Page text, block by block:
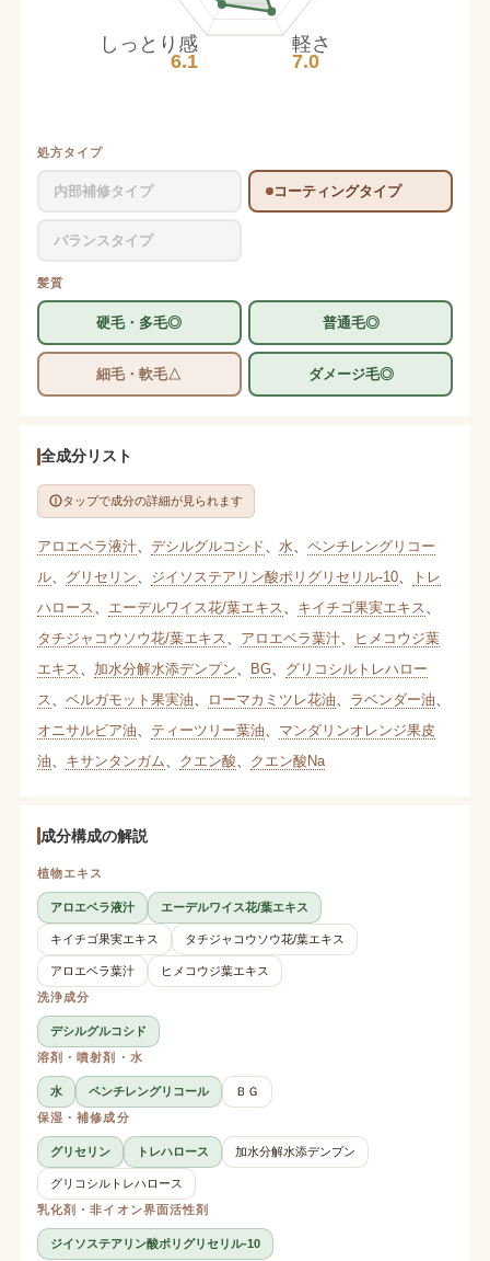
軽さ
7.0
しっとり感
6.1
処方タイプ
内部補修タイプ コーティングタイプ
バランスタイプ
髪質
硬毛・多毛◎ 普通毛◎
細毛・軟毛△ ダメージ毛◎
全成分リスト
タップで成分の詳細が見られます
アロエベラ液汁、 デシルグルコシド 水
ペンチレングリコー
ル、 グリセリン ジイソステアリン酸ポリグリセリル-10、
トレ
ハロース
エーデルワイス花/葉エキス キイチゴ果実エキス
タチジャコウソウ花/葉エキス
アロエベラ葉汁、
ヒメコウジ葉
エキス
加水分解水添デンプン BG、 グリコシルトレハロー
ス
ベルガモット果実油 ローマカミツレ花油 ラベンダー油
オニサルビア油
ティーツリー葉油
マンダリンオレンジ果皮
油
キサンタンガム クエン酸 クエン酸Na
成分構成の解説
植物エキス
アロエベラ液汁 エーデルワイス花/葉エキス
キイチゴ果実エキス タチジャコウソウ花/葉エキス
アロエベラ葉汁
ヒメコウジ葉エキス
洗浄成分
デシルグルコシド
溶剤・噴射剤・水
水 ペンチレングリコール
ＢＧ
保湿・補修成分
グリセリン トレハロース 加水分解水添デンプン
グリコシルトレハロース
乳化剤・非イオン界面活性剤
ジイソステアリン酸ポリグリセリル-10